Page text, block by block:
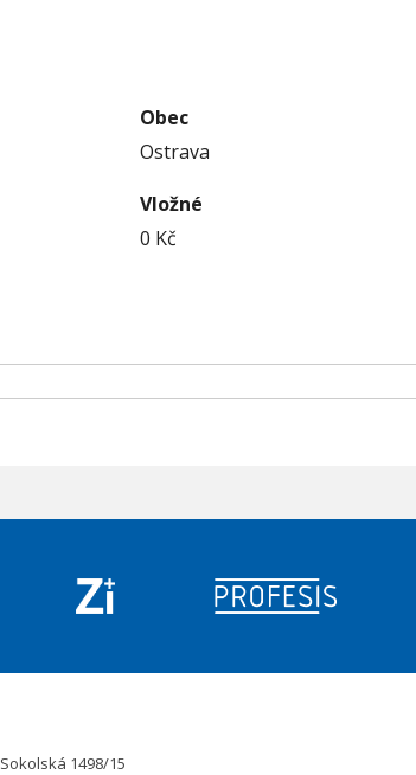
Obec
Ostrava
Vložné
0 Kč
Sokolská 1498/15